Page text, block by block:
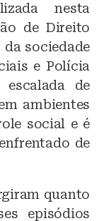
nesta
de Direito
sociedade
e Polícia
escalada de
ambientes
social e é
de
quanto
episódios